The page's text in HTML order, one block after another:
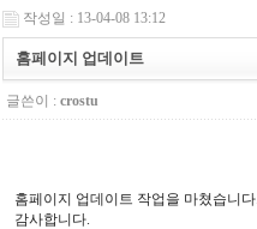
작성일 : 13-04-08 13:12
홈페이지 업데이트
글쓴이 : crostu
홈페이지 업데이트 작업을 마쳤습니
감사합니다.